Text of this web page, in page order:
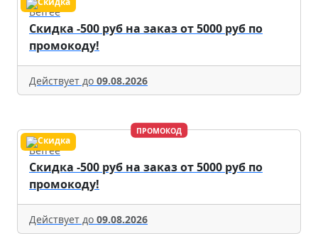
Befree
Скидка -500 руб на заказ от 5000 руб по
промокоду!
Действует до 09.08.2026
ПРОМОКОД
Befree
Скидка -500 руб на заказ от 5000 руб по
промокоду!
Действует до 09.08.2026